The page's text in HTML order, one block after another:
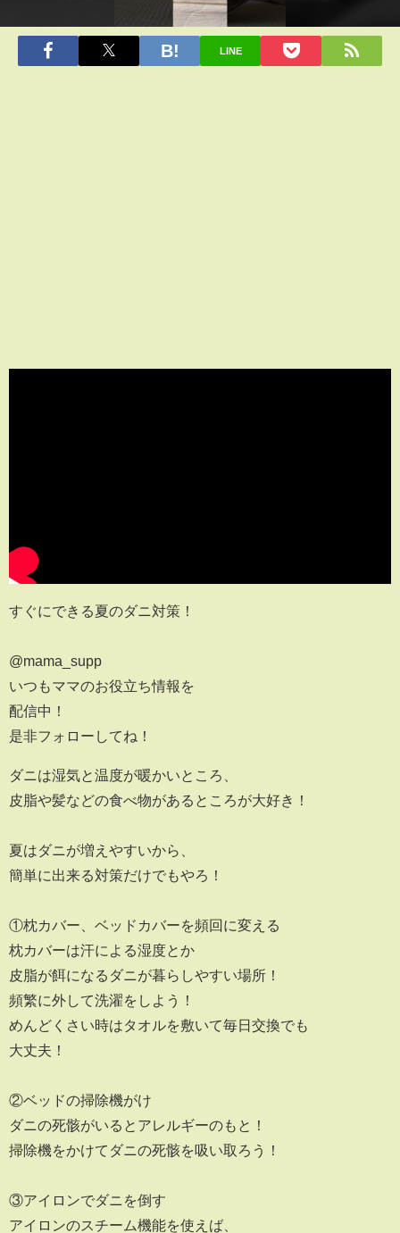
LINE
すぐにできる夏のダニ対策！
@mama_supp
いつもママのお役立ち情報を
配信中！
是非フォローしてね！
ダニは湿気と温度が暖かいところ、
皮脂や髪などの食べ物があるところが大好き！
夏はダニが増えやすいから、
簡単に出来る対策だけでもやろ！
①枕カバー、ベッドカバーを頻回に変える
枕カバーは汗による湿度とか
皮脂が餌になるダニが暮らしやすい場所！
頻繁に外して洗濯をしよう！
めんどくさい時はタオルを敷いて毎日交換でも
大丈夫！
②ベッドの掃除機がけ
ダニの死骸がいるとアレルギーのもと！
掃除機をかけてダニの死骸を吸い取ろう！
③アイロンでダニを倒す
アイロンのスチーム機能を使えば、